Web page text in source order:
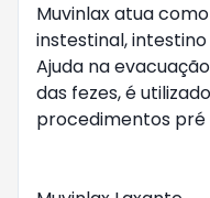
Muvinlax atua
instestinal,
Ajuda na
das fezes, é
procedimentos